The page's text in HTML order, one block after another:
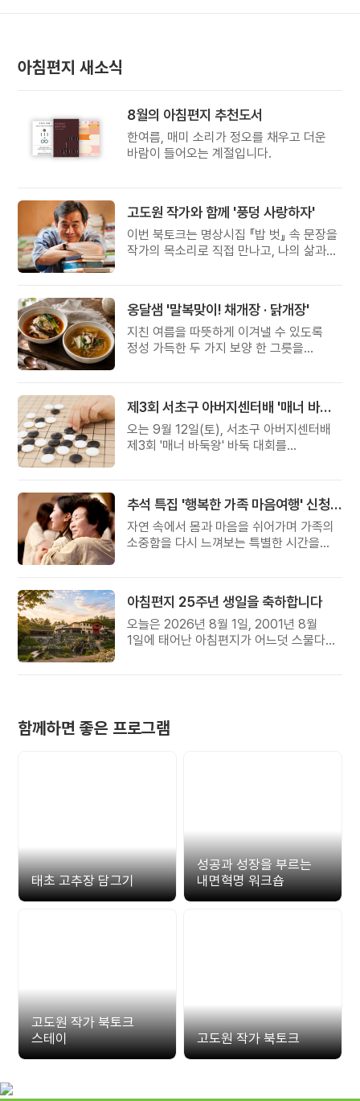
아침편지 새소식
8월의 아침편지 추천도서
한여름, 매미 소리가 정오를 채우고 더운
바람이 들어오는 계절입니다.
고도원 작가와 함께 '풍덩 사랑하자'
이번 북토크는 명상시집 『밥 벗』 속 문장을
작가의 목소리로 직접 만나고, 나의 삶과
옹달샘 '말복맞이! 채개장 · 닭개장'
지친 여름을 따뜻하게 이겨낼 수 있도록
정성 가득한 두 가지 보양 한 그릇을
제3회 서초구 아버지센터배 '매너 바둑왕' 대회
오는 9월 12일(토), 서초구 아버지센터배
제3회 '매너 바둑왕' 바둑 대회를
추석 특집 '행복한 가족 마음여행' 신청 안내
자연 속에서 몸과 마음을 쉬어가며 가족의
소중함을 다시 느껴보는 특별한 시간을
아침편지 25주년 생일을 축하합니다
오늘은 2026년 8월 1일, 2001년 8월
1일에 태어난 아침편지가 어느덧 스물다섯
함께하면 좋은 프로그램
태초 고추장 담그기
성공과 성장을 부르는
내면혁명 워크숍
고도원 작가 북토크
스테이
고도원 작가 북토크